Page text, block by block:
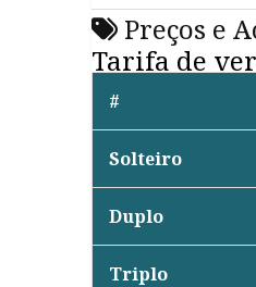
Preços e
Tarifa de
#
Solteiro
Duplo
Triplo